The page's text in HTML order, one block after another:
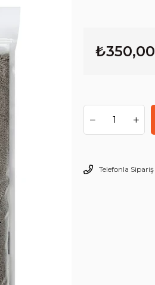
₺350,00
Telefonla Sipariş